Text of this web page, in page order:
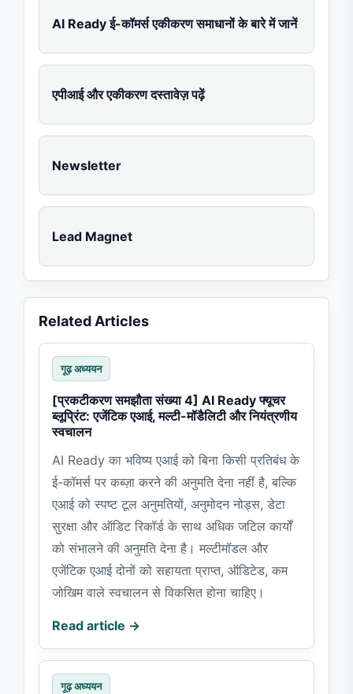
AI Ready ई-कॉमर्स एकीकरण समाधानों के बारे में जानें
एपीआई और एकीकरण दस्तावेज़ पढ़ें
Newsletter
Lead Magnet
Related Articles
गूढ़ अध्ययन
[प्रकटीकरण समझौता संख्या 4] AI Ready फ्यूचर
ब्लूप्रिंट: एजेंटिक एआई, मल्टी-मॉडैलिटी और नियंत्रणीय
स्वचालन
AI Ready का भविष्य एआई को बिना किसी प्रतिबंध के
ई-कॉमर्स पर कब्ज़ा करने की अनुमति देना नहीं है, बल्कि
एआई को स्पष्ट टूल अनुमतियों, अनुमोदन नोड्स, डेटा
सुरक्षा और ऑडिट रिकॉर्ड के साथ अधिक जटिल कार्यों
को संभालने की अनुमति देना है। मल्टीमॉडल और
एजेंटिक एआई दोनों को सहायता प्राप्त, ऑडिटेड, कम
जोखिम वाले स्वचालन से विकसित होना चाहिए।
Read article →
गूढ़ अध्ययन